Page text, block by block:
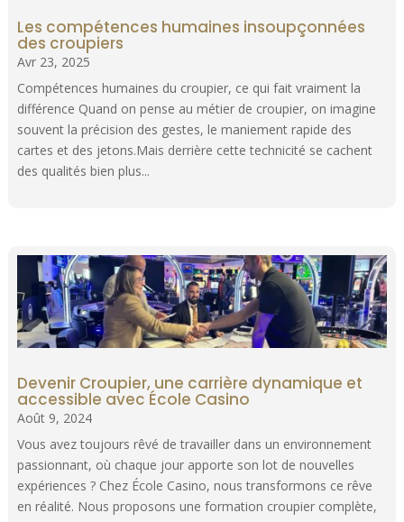
Les compétences humaines insoupçonnées
des croupiers
Avr 23, 2025
Compétences humaines du croupier, ce qui fait vraiment la
différence Quand on pense au métier de croupier, on imagine
souvent la précision des gestes, le maniement rapide des
cartes et des jetons.Mais derrière cette technicité se cachent
des qualités bien plus...
Devenir Croupier, une carrière dynamique et
accessible avec École Casino
Août 9, 2024
Vous avez toujours rêvé de travailler dans un environnement
passionnant, où chaque jour apporte son lot de nouvelles
expériences ? Chez École Casino, nous transformons ce rêve
en réalité. Nous proposons une formation croupier complète,